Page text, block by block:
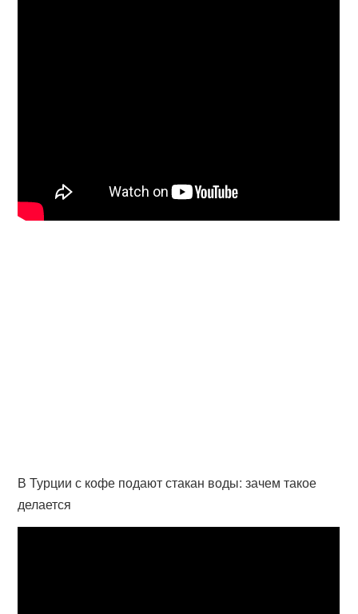
В Турции с кофе подают стакан воды: зачем такое
делается